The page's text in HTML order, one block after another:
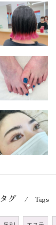
タグ Tags